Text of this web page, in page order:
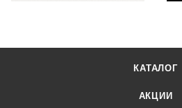
КАТАЛОГ
АКЦИИ